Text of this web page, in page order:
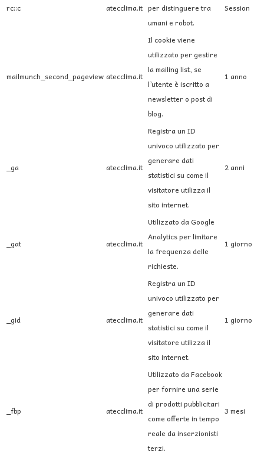
rc::c atecclima.it per distinguere tra
umani e robot.
Session
mailmunch_second_pageview atecclima.it
Il cookie viene
utilizzato per gestire
la mailing list, se
l’utente è iscritto a
newsletter o post di
blog.
1 anno
_ga atecclima.it
Registra un ID
univoco utilizzato per
generare dati
statistici su come il
visitatore utilizza il
sito internet.
2 anni
_gat atecclima.it
Utilizzato da Google
Analytics per limitare
la frequenza delle
richieste.
1 giorno
_gid atecclima.it
Registra un ID
univoco utilizzato per
generare dati
statistici su come il
visitatore utilizza il
sito internet.
1 giorno
_fbp atecclima.it
Utilizzato da Facebook
per fornire una serie
di prodotti pubblicitari
come offerte in tempo
reale da inserzionisti
terzi.
3 mesi